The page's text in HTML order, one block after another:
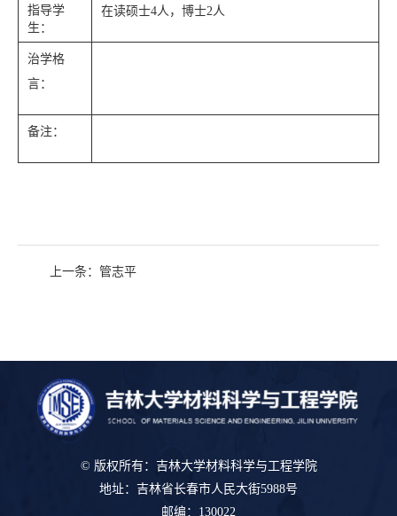
指导学
生：
在读硕士4人，博士2 人
治学格
言：
备注：
上一条： 管志平
© 版权所有：吉林大学材料科学与工程学院
地址：吉林省长春市人民大街5988号
邮编：130022